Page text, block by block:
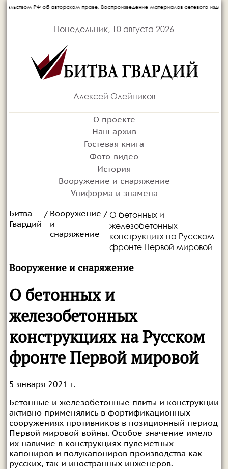
РФ об авторском праве. Воспроизведение материалов сетевого издания
Понедельник, 10 августа 2026
Алексей Олейников
О проекте
Наш архив
Гостевая книга
Фото-видео
История
Вооружение и снаряжение
Униформа и знамена
Битва
Гвардий
/ Вооружение
и
снаряжение
/ О бетонных и
железобетонных
конструкциях на Русском
фронте Первой мировой
Вооружение и снаряжение
О бетонных и
железобетонных
конструкциях на Русском
фронте Первой мировой
5 января 2021 г.
Бетонные и железобетонные плиты и конструкции
активно применялись в фортификационных
сооружениях противников в позиционный период
Первой мировой войны. Особое значение имело
их наличие в конструкциях пулеметных
капониров и полукапониров производства как
русских, так и иностранных инженеров.